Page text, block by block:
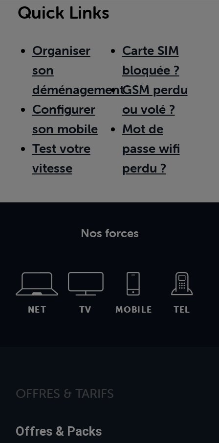
Quick Links
Organiser
son
déménagement
Configurer
son mobile
Test votre
vitesse
Carte SIM
bloquée ?
GSM perdu
ou volé ?
Mot de
passe wifi
perdu ?
Nos forces
NET TV MOBILE TEL
OFFRES & TARIFS
Offres & Packs